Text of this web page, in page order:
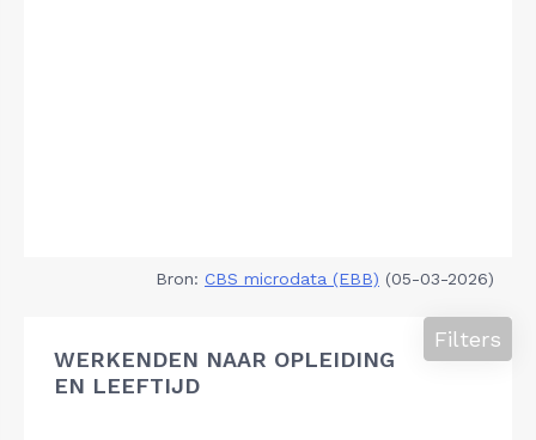
Bron: CBS microdata (EBB) (05-03-2026)
WERKENDEN NAAR OPLEIDING
EN LEEFTIJD
Filters